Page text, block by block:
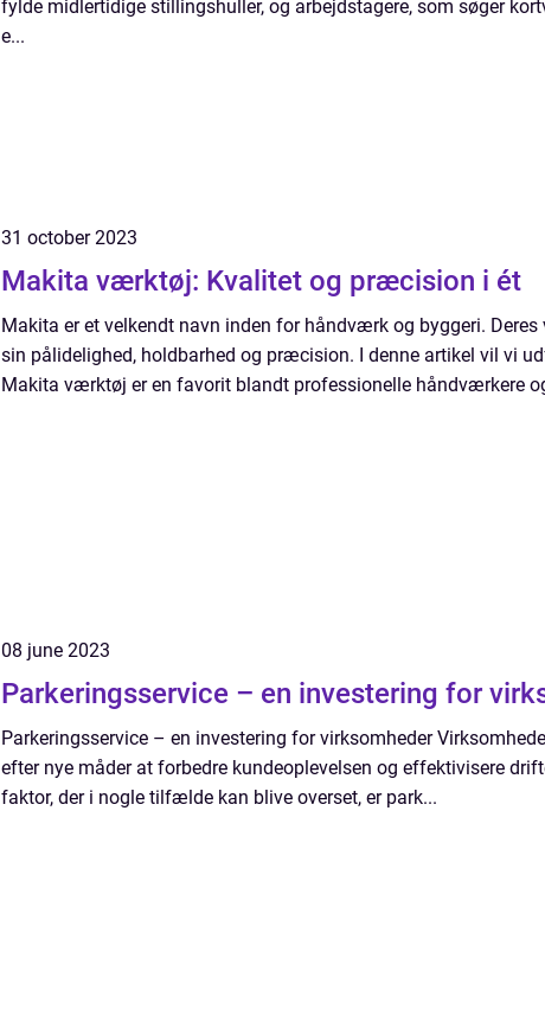
fylde midlertidige stillingshuller, og arbejdstagere, som søger
e...
31 october 2023
Makita værktøj: Kvalitet og præcision i ét
Makita er et velkendt navn inden for håndværk og byggeri.
sin pålidelighed, holdbarhed og præcision. I denne artikel vil vi
Makita værktøj er en favorit blandt professionelle håndværkere
08 june 2023
Parkeringsservice – en investering for
Parkeringsservice – en investering for virksomheder
efter nye måder at forbedre kundeoplevelsen og effektivisere
faktor, der i nogle tilfælde kan blive overset, er park...